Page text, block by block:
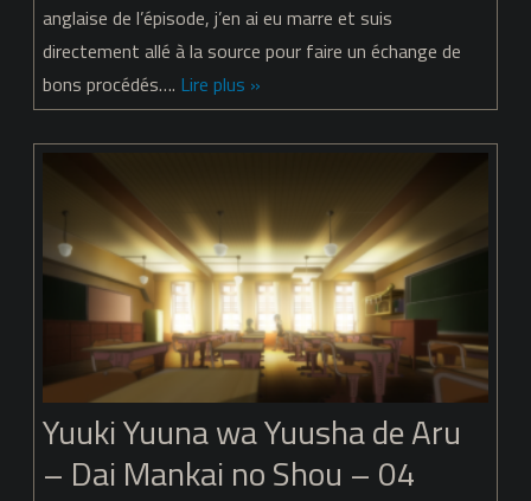
wa
–
Dai
Mankai
no
Shou
–
anglaise de l’épisode, j’en ai eu marre et suis
directement allé à la source pour faire un échange de
bons procédés…. Lire plus »
Yuuki Yuuna wa Yuusha de Aru
– Dai Mankai no Shou – 04